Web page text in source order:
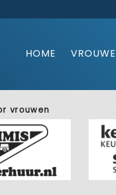
HOME
vrouwen